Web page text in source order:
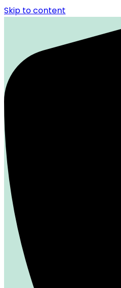
Skip to content